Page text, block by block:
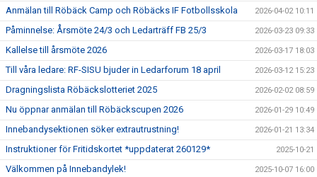
Anmälan till Röbäck Camp och Röbäcks IF Fotbollsskola 2026-04-02 10:11
Påminnelse: Årsmöte 24/3 och Ledarträff FB 25/3 2026-03-23 09:33
Kallelse till årsmöte 2026 2026-03-17 18:03
Till våra ledare: RF-SISU bjuder in Ledarforum 18 april 2026-03-12 15:23
Dragningslista Röbäckslotteriet 2025 2026-02-02 08:59
Nu öppnar anmälan till Röbäckscupen 2026 2026-01-29 10:49
Innebandysektionen söker extrautrustning! 2026-01-21 13:34
Instruktioner för Fritidskortet *uppdaterat 260129* 2025-10-21
Välkommen på Innebandylek! 2025-10-07 16:00